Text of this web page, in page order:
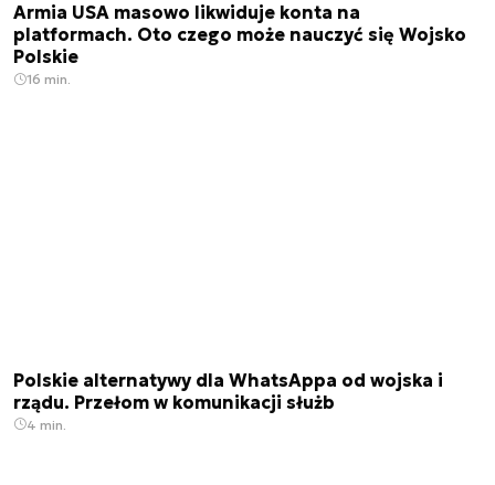
Armia USA masowo likwiduje konta na
platformach. Oto czego może nauczyć się Wojsko
Polskie
16 min.
Polskie alternatywy dla WhatsAppa od wojska i
rządu. Przełom w komunikacji służb
4 min.